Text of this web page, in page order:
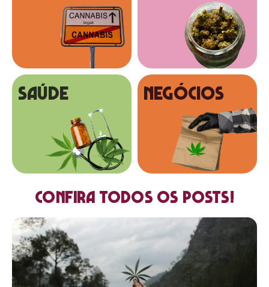
SAÚDE NEGÓCIOS
Confira todos os posts!